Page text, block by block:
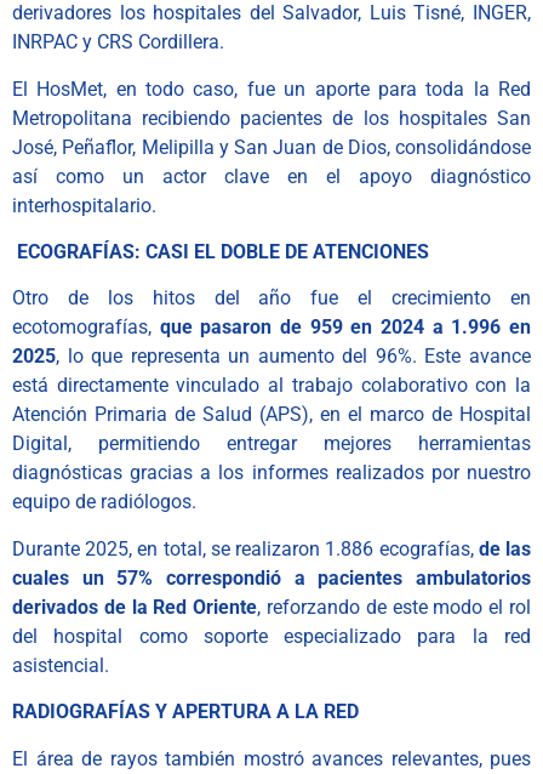
derivadores los hospitales del Salvador, Luis Tisné, INGER,
INRPAC y CRS Cordillera.
El HosMet, en todo caso, fue un aporte para toda la Red
Metropolitana recibiendo pacientes de los hospitales San
José, Peñaflor, Melipilla y San Juan de Dios, consolidándose
así como un actor clave en el apoyo diagnóstico
interhospitalario.
ECOGRAFÍAS: CASI EL DOBLE DE ATENCIONES
Otro de los hitos del año fue el crecimiento en
ecotomografías, que pasaron de 959 en 2024 a 1.996 en
2025, lo que representa un aumento del 96%. Este avance
está directamente vinculado al trabajo colaborativo con la
Atención Primaria de Salud (APS), en el marco de Hospital
Digital, permitiendo entregar mejores herramientas
diagnósticas gracias a los informes realizados por nuestro
equipo de radiólogos.
Durante 2025, en total, se realizaron 1.886 ecografías, de las
cuales un 57% correspondió a pacientes ambulatorios
derivados de la Red Oriente, reforzando de este modo el rol
del hospital como soporte especializado para la red
asistencial.
RADIOGRAFÍAS Y APERTURA A LA RED
El área de rayos también mostró avances relevantes, pues